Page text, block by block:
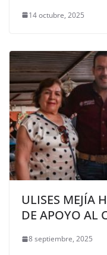
14 octubre, 2025
ULISES MEJÍA
DE APOYO AL
8 septiembre, 2025